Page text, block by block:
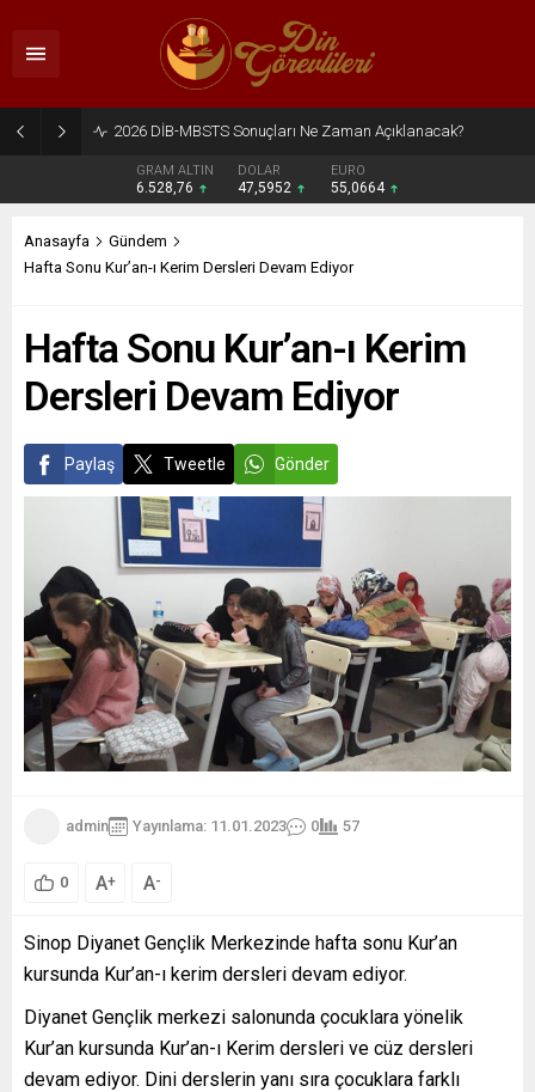
2026 DİB-MBSTS Ne Zaman?
GRAM ALTIN
6.528,76
DOLAR
47,5952
EURO
55,0664
Anasayfa
Gündem
Hafta Sonu Kur’an-ı Kerim Dersleri Devam Ediyor
Hafta Sonu Kur’an-ı Kerim
Dersleri Devam Ediyor
Paylaş Tweetle Gönder
admin Yayınlama: 11.01.2023 0 57
0 A+ A-
Sinop Diyanet Gençlik Merkezinde hafta sonu Kur’an
kursunda Kur’an-ı kerim dersleri devam ediyor.
Diyanet Gençlik merkezi salonunda çocuklara yönelik
Kur’an kursunda Kur’an-ı Kerim dersleri ve cüz dersleri
devam ediyor. Dini derslerin yanı sıra çocuklara farklı